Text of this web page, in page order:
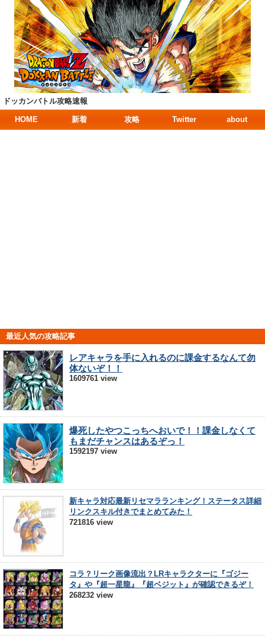
ドッカンバトル攻略速報
HOME 新着 攻略 Twitter about
最近人気の攻略記事
レアキャラを手に入れるのに課金するなんて勿
体ないぞ！！
1609761 view
爆死したやつこっちへおいで！！課金しなくて
もまだチャンスはあるぞっ！
1592197 view
新キャラ対応最新リセマラランキング！ステータス詳細
リンクスキル付きでまとめてみた！
721816 view
コラ？リーク画像流出？LRキャラクターに『ゴジー
タ』や『超一星龍』『超ベジット』が確認できるぞ！
268232 view